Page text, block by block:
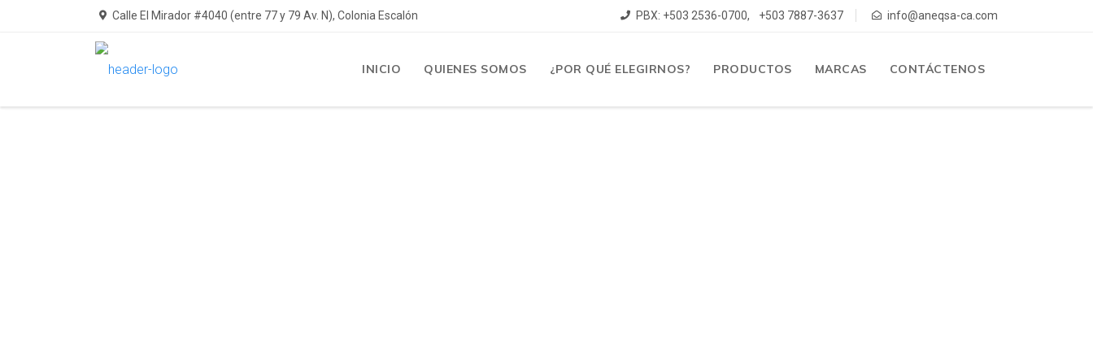
Calle El Mirador #4040 (entre 77 y 79 Av. N), Colonia Escalón PBX: +503 2536-0700, +503 7887-3637 info@aneqsa-ca.com
INICIO QUIENES SOMOS ¿POR QUÉ ELEGIRNOS? PRODUCTOS MARCAS CONTÁCTENOS
Insumos